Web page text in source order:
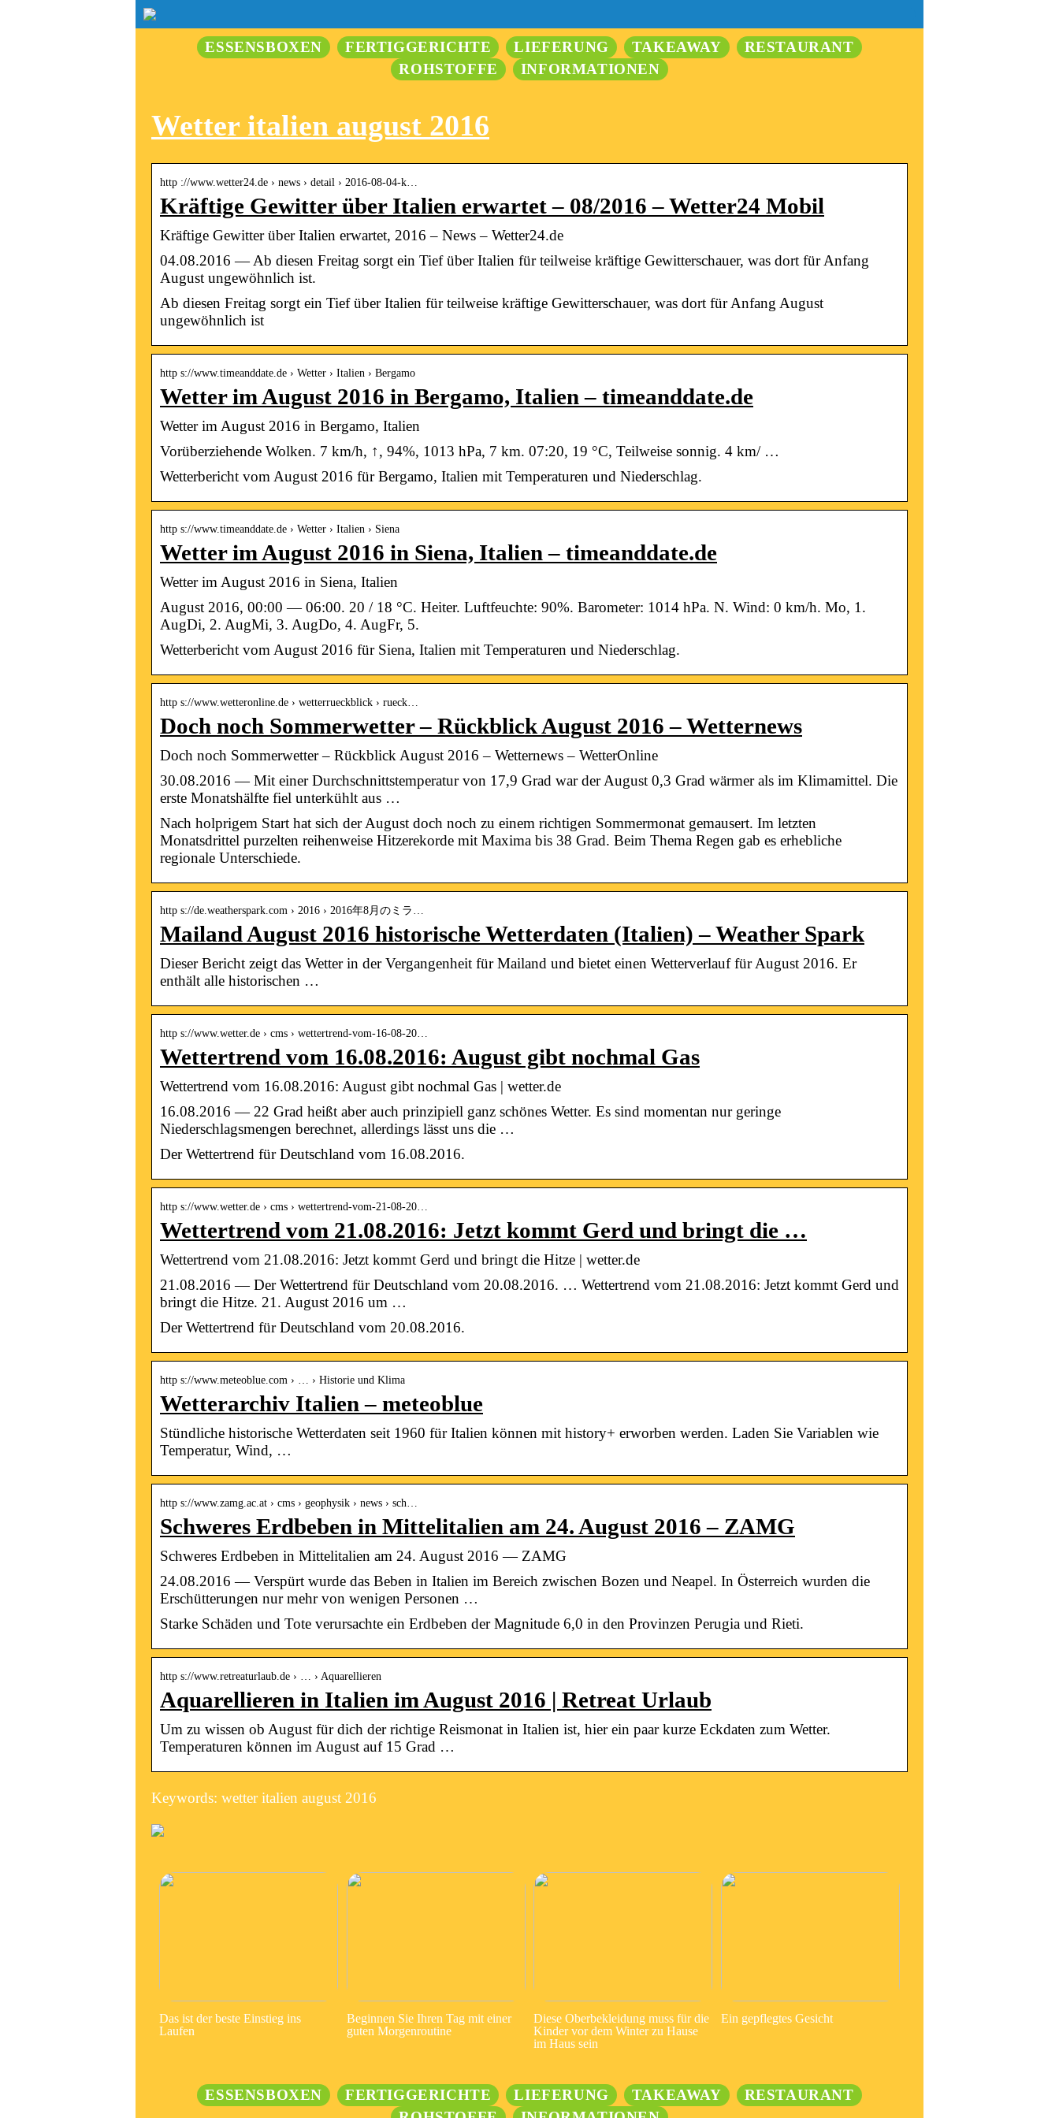
ESSENSBOXEN FERTIGGERICHTE LIEFERUNG TAKEAWAY
RESTAURANT
ROHSTOFFE
INFORMATIONEN
Wetter italien august 2016
http ://www.wetter24.de › news › detail › 2016-08-04-k…
Kräftige Gewitter über Italien erwartet – 08/2016 – Wetter24 Mobil
Kräftige Gewitter über Italien erwartet, 2016 – News – Wetter24.de
04.08.2016 — Ab diesen Freitag sorgt ein Tief über Italien für teilweise kräftige Gewitterschauer, was dort für Anfang
August ungewöhnlich ist.
Ab diesen Freitag sorgt ein Tief über Italien für teilweise kräftige Gewitterschauer, was dort für Anfang August
ungewöhnlich ist
http s://www.timeanddate.de › Wetter › Italien › Bergamo
Wetter im August 2016 in Bergamo, Italien – timeanddate.de
Wetter im August 2016 in Bergamo, Italien
Vorüberziehende Wolken. 7 km/h, ↑, 94%, 1013 hPa, 7 km. 07:20, 19 °C, Teilweise sonnig. 4 km/ …
Wetterbericht vom August 2016 für Bergamo, Italien mit Temperaturen und Niederschlag.
http s://www.timeanddate.de › Wetter › Italien › Siena
Wetter im August 2016 in Siena, Italien – timeanddate.de
Wetter im August 2016 in Siena, Italien
August 2016, 00:00 — 06:00. 20 / 18 °C. Heiter. Luftfeuchte: 90%. Barometer: 1014 hPa. N. Wind: 0 km/h. Mo, 1.
AugDi, 2. AugMi, 3. AugDo, 4. AugFr, 5.
Wetterbericht vom August 2016 für Siena, Italien mit Temperaturen und Niederschlag.
http s://www.wetteronline.de › wetterrueckblick › rueck…
Doch noch Sommerwetter – Rückblick August 2016 – Wetternews
Doch noch Sommerwetter – Rückblick August 2016 – Wetternews – WetterOnline
30.08.2016 — Mit einer Durchschnittstemperatur von 17,9 Grad war der August 0,3 Grad wärmer als im Klimamittel. Die
erste Monatshälfte fiel unterkühlt aus …
Nach holprigem Start hat sich der August doch noch zu einem richtigen Sommermonat gemausert. Im letzten
Monatsdrittel purzelten reihenweise Hitzerekorde mit Maxima bis 38 Grad. Beim Thema Regen gab es erhebliche
regionale Unterschiede.
http s://de.weatherspark.com › 2016 › 2016年8月のミラ…
Mailand August 2016 historische Wetterdaten (Italien) – Weather Spark
Dieser Bericht zeigt das Wetter in der Vergangenheit für Mailand und bietet einen Wetterverlauf für August 2016. Er
enthält alle historischen …
http s://www.wetter.de › cms › wettertrend-vom-16-08-20…
Wettertrend vom 16.08.2016: August gibt nochmal Gas
Wettertrend vom 16.08.2016: August gibt nochmal Gas | wetter.de
16.08.2016 — 22 Grad heißt aber auch prinzipiell ganz schönes Wetter. Es sind momentan nur geringe
Niederschlagsmengen berechnet, allerdings lässt uns die …
Der Wettertrend für Deutschland vom 16.08.2016.
http s://www.wetter.de › cms › wettertrend-vom-21-08-20…
Wettertrend vom 21.08.2016: Jetzt kommt Gerd und bringt die …
Wettertrend vom 21.08.2016: Jetzt kommt Gerd und bringt die Hitze | wetter.de
21.08.2016 — Der Wettertrend für Deutschland vom 20.08.2016. … Wettertrend vom 21.08.2016: Jetzt kommt Gerd und
bringt die Hitze. 21. August 2016 um …
Der Wettertrend für Deutschland vom 20.08.2016.
http s://www.meteoblue.com › … › Historie und Klima
Wetterarchiv Italien – meteoblue
Stündliche historische Wetterdaten seit 1960 für Italien können mit history+ erworben werden. Laden Sie Variablen wie
Temperatur, Wind, …
http s://www.zamg.ac.at › cms › geophysik › news › sch…
Schweres Erdbeben in Mittelitalien am 24. August 2016 – ZAMG
Schweres Erdbeben in Mittelitalien am 24. August 2016 — ZAMG
24.08.2016 — Verspürt wurde das Beben in Italien im Bereich zwischen Bozen und Neapel. In Österreich wurden die
Erschütterungen nur mehr von wenigen Personen …
Starke Schäden und Tote verursachte ein Erdbeben der Magnitude 6,0 in den Provinzen Perugia und Rieti.
http s://www.retreaturlaub.de › … › Aquarellieren
Aquarellieren in Italien im August 2016 | Retreat Urlaub
Um zu wissen ob August für dich der richtige Reismonat in Italien ist, hier ein paar kurze Eckdaten zum Wetter.
Temperaturen können im August auf 15 Grad …
Keywords: wetter italien august 2016
Das ist der beste Einstieg ins
Laufen
Beginnen Sie Ihren Tag mit einer
guten Morgenroutine
Diese Oberbekleidung muss für die
Kinder vor dem Winter zu Hause
im Haus sein
Ein gepflegtes Gesicht
ESSENSBOXEN FERTIGGERICHTE LIEFERUNG TAKEAWAY
RESTAURANT